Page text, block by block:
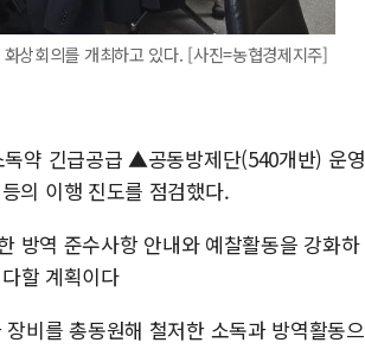
상회의를 개최하고 있다. [사진=농협경제지주]
약 긴급공급 ▲공동방제단(540개반) 운영
의 이행 진도를 점검했다.
방역 준수사항 안내와 예찰활동을 강화하
할 계획이다
비를 총동원해 철저한 소독과 방역활동으